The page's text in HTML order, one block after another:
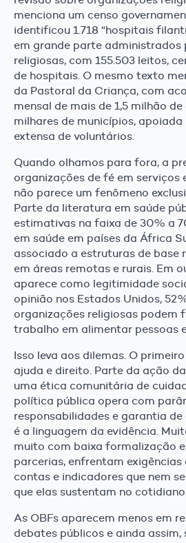
menciona um censo
identificou 1.718 “hospitais
em grande parte administrados
religiosas, com 155.503 leitos,
de hospitais. O mesmo texto
da Pastoral da Criança, com
mensal de mais de 1,5 milhão
milhares de municípios,
extensa de voluntários.
Quando olhamos para fora, a
organizações de fé em serviços
não parece um fenômeno
Parte da literatura em saúde
estimativas na faixa de 30% a
em saúde em países da África
associado a estruturas de base
em áreas remotas e rurais. Em
aparece como legitimidade
opinião nos Estados Unidos,
organizações religiosas podem
trabalho em alimentar pessoas
Isso leva aos dilemas. O
ajuda e direito. Parte da ação
uma ética comunitária de
política pública opera com
responsabilidades e garantia de
é a linguagem da evidência.
muito com baixa formalização
parcerias, enfrentam
contas e indicadores que nem
que elas sustentam no
As OBFs aparecem menos em
debates públicos e ainda